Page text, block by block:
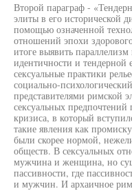
Второй параграф -
элиты в его исторической
помощью означенной
отношений эпохи
итоге выявить
идентичности и тендерной
сексуальные практики
социально-
представителями римской
сексуальных
кризиса, в который
такие явления как
были скорее нормой,
обществ. В сексуальных
мужчина и женщина, но
пассивности, где
и мужчин. И архаичное